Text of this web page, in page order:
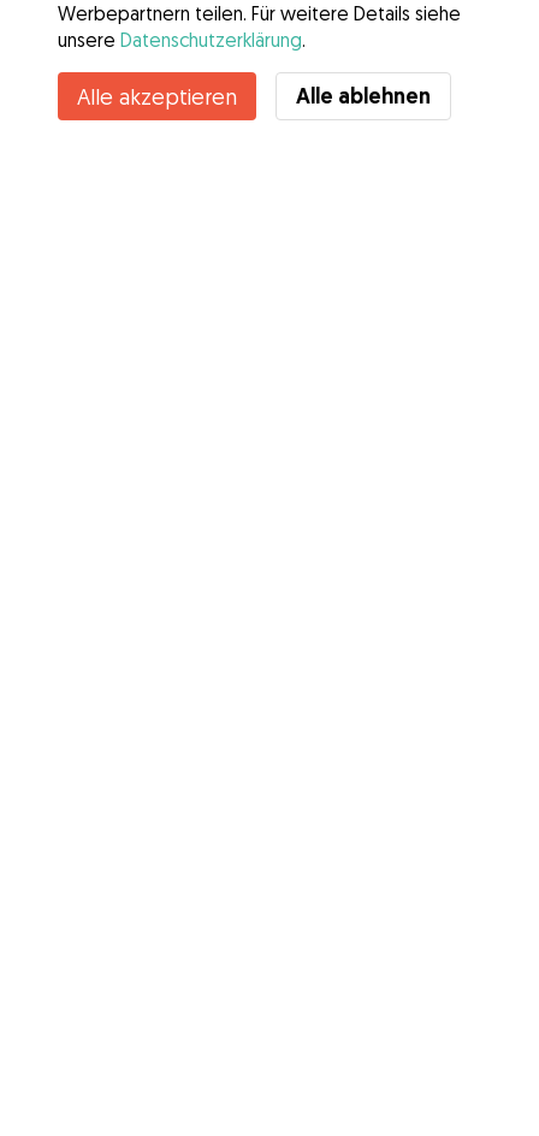
Kontakt
Kennst du die Vorteile von Gudog? Mehr sehen
Werbepartnern teilen. Für weitere Details siehe
unsere Datenschutzerklärung.
Alle akzeptieren Alle ablehnen